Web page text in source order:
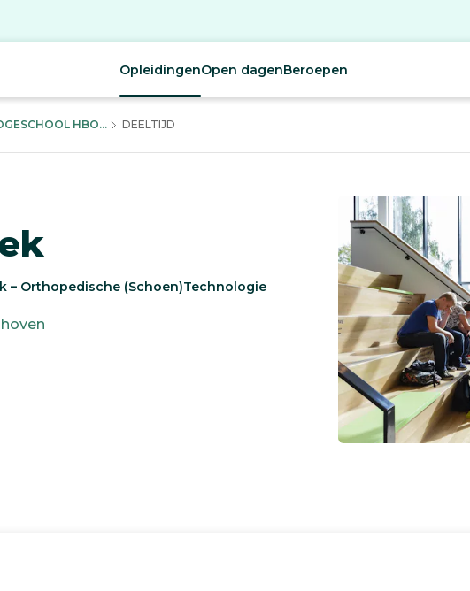
OpleidingenOpen dagenBeroepen
HBO... DEELTIJD
– Orthopedische (Schoen)Technologie